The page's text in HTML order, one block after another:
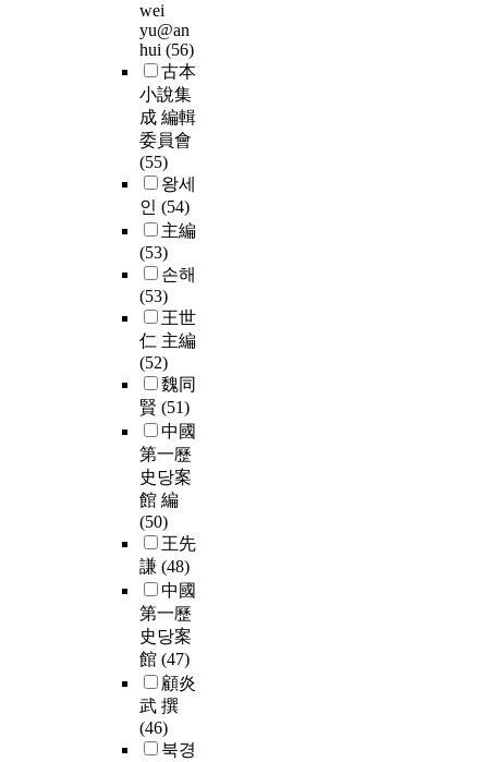
wei
yu@an
hui (56)
古本
小說集
成 編輯
委員會
(55)
왕세
인 (54)
主編
(53)
손해
(53)
王世
仁 主編
(52)
魏同
賢 (51)
中國
第一歷
史당案
館 編
(50)
王先
謙 (48)
中國
第一歷
史당案
館 (47)
顧炎
武 撰
(46)
북경